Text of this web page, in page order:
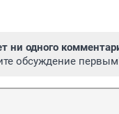
ни одного
обсуждение